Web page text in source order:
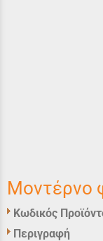
Μοντέρνο
Κωδικός
Περιγραφή